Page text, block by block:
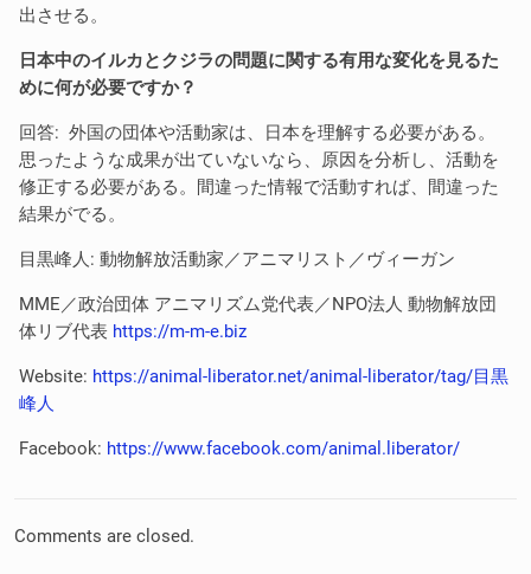
出させる。
日本中のイルカとクジラの問題に関する有用な変化を見るた
めに何が必要ですか？
回答: 外国の団体や活動家は、日本を理解する必要がある。
思ったような成果が出ていないなら、原因を分析し、活動を
修正する必要がある。間違った情報で活動すれば、間違った
結果がでる。
目黒峰人: 動物解放活動家／アニマリスト／ヴィーガン
MME／政治団体 アニマリズム党代表／NPO法人 動物解放団
体リブ代表 https://m-m-e.biz
Website: https://animal-liberator.net/animal-liberator/tag/目黒
峰人
Facebook: https://www.facebook.com/animal.liberator/
Comments are closed.